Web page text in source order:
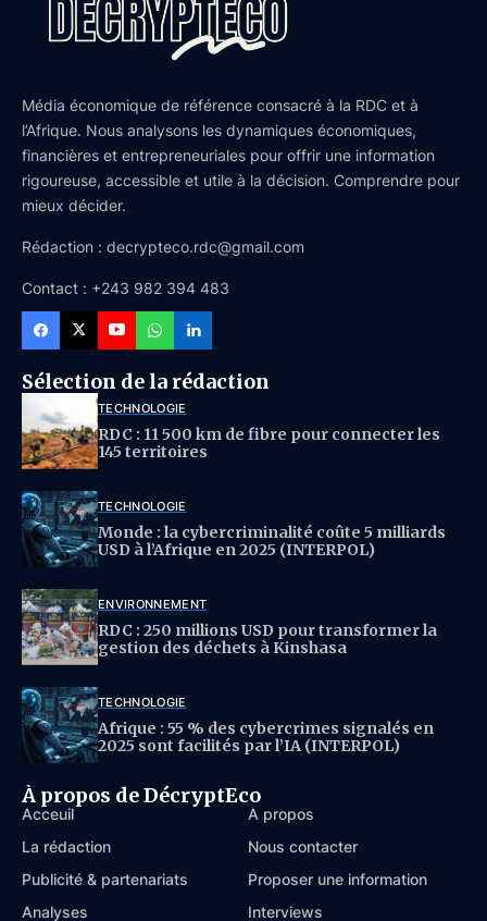
Média économique de référence consacré à la RDC et à
l’Afrique. Nous analysons les dynamiques économiques,
financières et entrepreneuriales pour offrir une information
rigoureuse, accessible et utile à la décision. Comprendre pour
mieux décider.
Rédaction : decrypteco.rdc@gmail.com
Contact : +243 982 394 483
Sélection de la rédaction
TECHNOLOGIE
RDC : 11 500 km de fibre pour connecter les
145 territoires
TECHNOLOGIE
Monde : la cybercriminalité coûte 5 milliards
USD à l’Afrique en 2025 (INTERPOL)
ENVIRONNEMENT
RDC : 250 millions USD pour transformer la
gestion des déchets à Kinshasa
TECHNOLOGIE
Afrique : 55 % des cybercrimes signalés en
2025 sont facilités par l’IA (INTERPOL)
À propos de DécryptEco
Acceuil
À propos
La rédaction
Nous contacter
Publicité & partenariats
Proposer une information
Analyses
Interviews